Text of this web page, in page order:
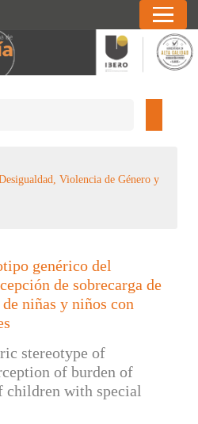
Violencia de Género y
genérico del
de sobrecarga de
niñas y niños con
stereotype of
of burden of
children with special